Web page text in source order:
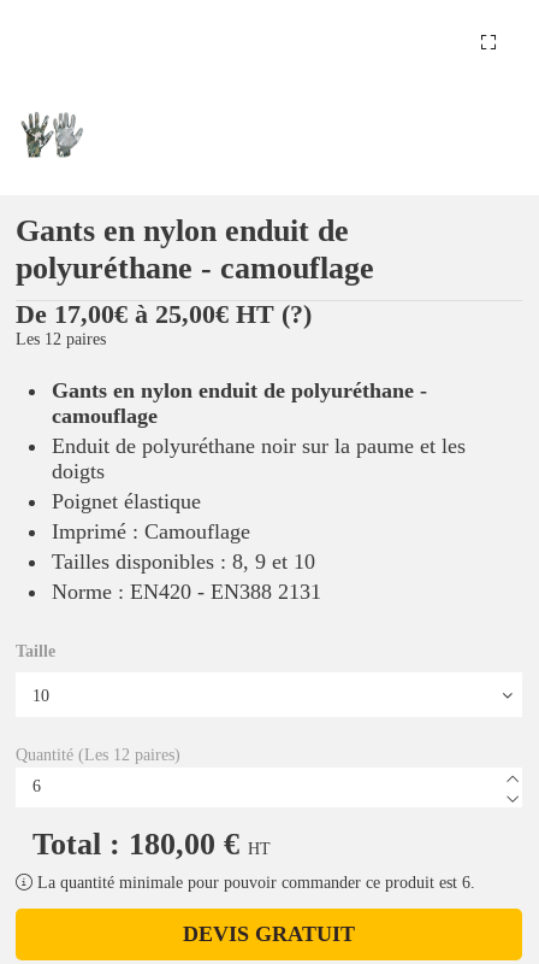
Gants en nylon enduit de
polyuréthane - camouflage
De 17,00€ à 25,00€ HT (?)
Les 12 paires
Gants en nylon enduit de polyuréthane -
camouflage
Enduit de polyuréthane noir sur la paume et les
doigts
Poignet élastique
Imprimé : Camouflage
Tailles disponibles : 8, 9 et 10
Norme : EN420 - EN388 2131
Taille
Quantité (Les 12 paires)
Total : 180,00 € HT
La quantité minimale pour pouvoir commander ce produit est 6.
DEVIS GRATUIT